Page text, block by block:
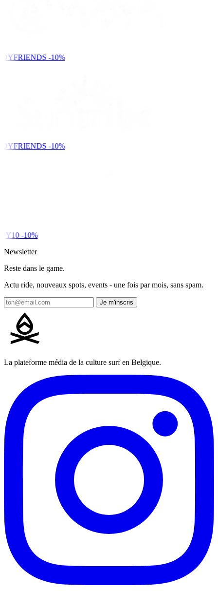
-10%
-10%
-10%
Newsletter
Reste dans le game.
Actu ride, nouveaux spots, events - une fois par mois, sans spam.
Je m'inscris
La plateforme média de la culture surf en Belgique.